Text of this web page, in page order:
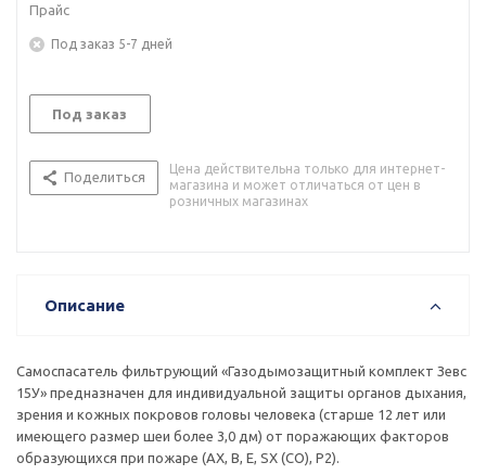
Прайс
Под заказ 5-7 дней
Под заказ
Поделиться
Цена действительна только для интернет-
магазина и может отличаться от цен в
розничных магазинах
Описание
Самоспасатель фильтрующий «Газодымозащитный комплект Зевс
15У» предназначен для индивидуальной защиты органов дыхания,
зрения и кожных покровов головы человека (старше 12 лет или
имеющего размер шеи более 3,0 дм) от поражающих факторов
образующихся при пожаре (AX, В, Е, SX (CO), P2).